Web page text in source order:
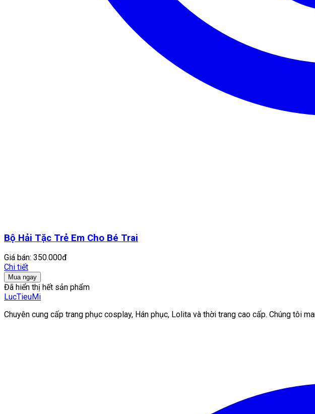
Bộ Hải Tặc Trẻ Em Cho Bé Trai
Giá bán: 350.000đ
Chi tiết
Mua ngay
Đã hiển thị hết sản phẩm
LucTieuMi
Chuyên cung cấp trang phục cosplay, Hán phục, Lolita và thời trang cao cấp. Chúng tôi